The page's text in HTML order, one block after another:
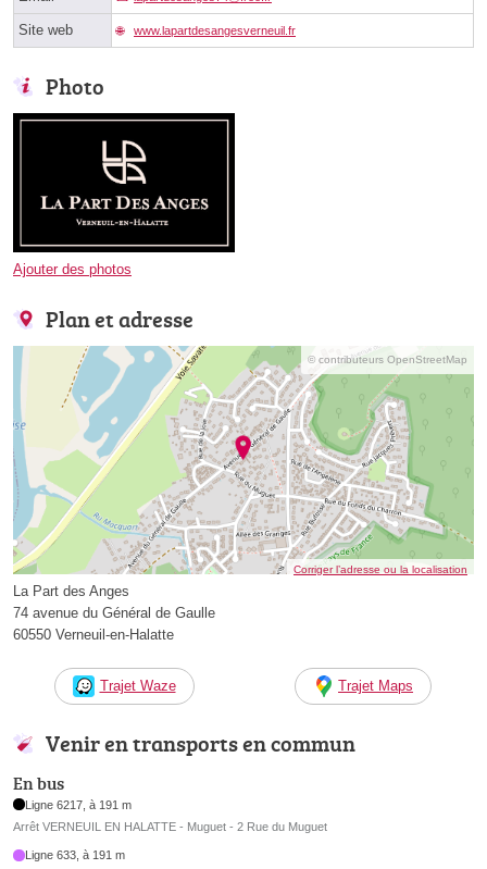
Site web www.lapartdesangesverneuil.fr
Photo
Ajouter des photos
Plan et adresse
© contributeurs OpenStreetMap
Corriger l’adresse ou la localisation
La Part des Anges
74 avenue du Général de Gaulle
60550 Verneuil-en-Halatte
Trajet Waze Trajet Maps
Venir en transports en commun
En bus
Ligne 6217, à 191 m
Arrêt VERNEUIL EN HALATTE - Muguet - 2 Rue du Muguet
Ligne 633, à 191 m